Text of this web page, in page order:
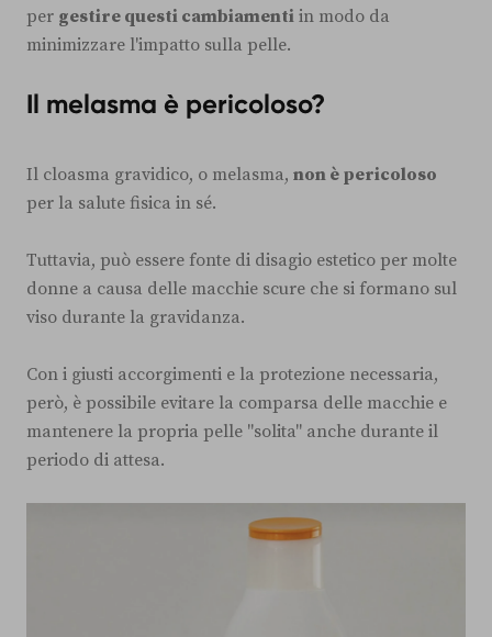
per gestire questi cambiamenti in modo da
minimizzare l'impatto sulla pelle.
Il melasma è pericoloso?
Il cloasma gravidico, o melasma, non è pericoloso
per la salute fisica in sé.
Tuttavia, può essere fonte di disagio estetico per molte
donne a causa delle macchie scure che si formano sul
viso durante la gravidanza.
Con i giusti accorgimenti e la protezione necessaria,
però, è possibile evitare la comparsa delle macchie e
mantenere la propria pelle "solita" anche durante il
periodo di attesa.